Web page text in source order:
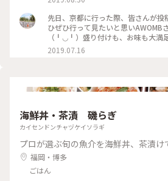
先日、京都に行った際、皆さんが投
ひぜひ行って見たいと思いAWOMB
（╹◡╹）盛り付けも、お味も大満
条 #AWOMB
2019.07.16
海鮮丼・茶漬 磯らぎ
カイセンドンチャヅケイソラギ
プロが選ぶ旬の魚介を海鮮丼、茶漬け
福岡・博多
ごはん